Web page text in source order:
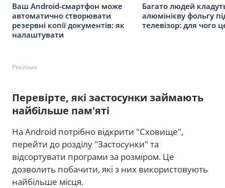
Ваш Android-смартфон може
автоматично створювати
резервні копії документів: як
налаштувати
Багато людей
алюмінієву фольгу
телевізор: для чого
Реклама
Перевірте, які застосунки займають
найбільше пам'яті
На Android потрібно відкрити "Сховище",
перейти до розділу "Застосунки" та
відсортувати програми за розміром. Це
дозволить побачити, які з них використовують
найбільше місця.